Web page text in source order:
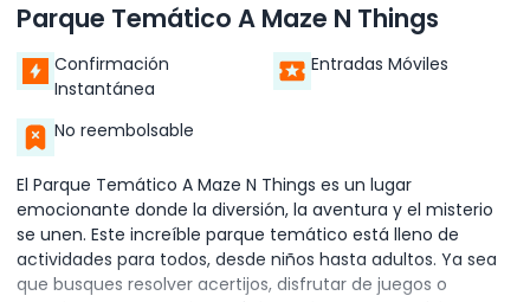
Parque Temático A Maze N Things
Confirmación
Instantánea
Entradas Móviles
No reembolsable
El Parque Temático A Maze N Things es un lugar
emocionante donde la diversión, la aventura y el misterio
se unen. Este increíble parque temático está lleno de
actividades para todos, desde niños hasta adultos. Ya sea
que busques resolver acertijos, disfrutar de juegos o